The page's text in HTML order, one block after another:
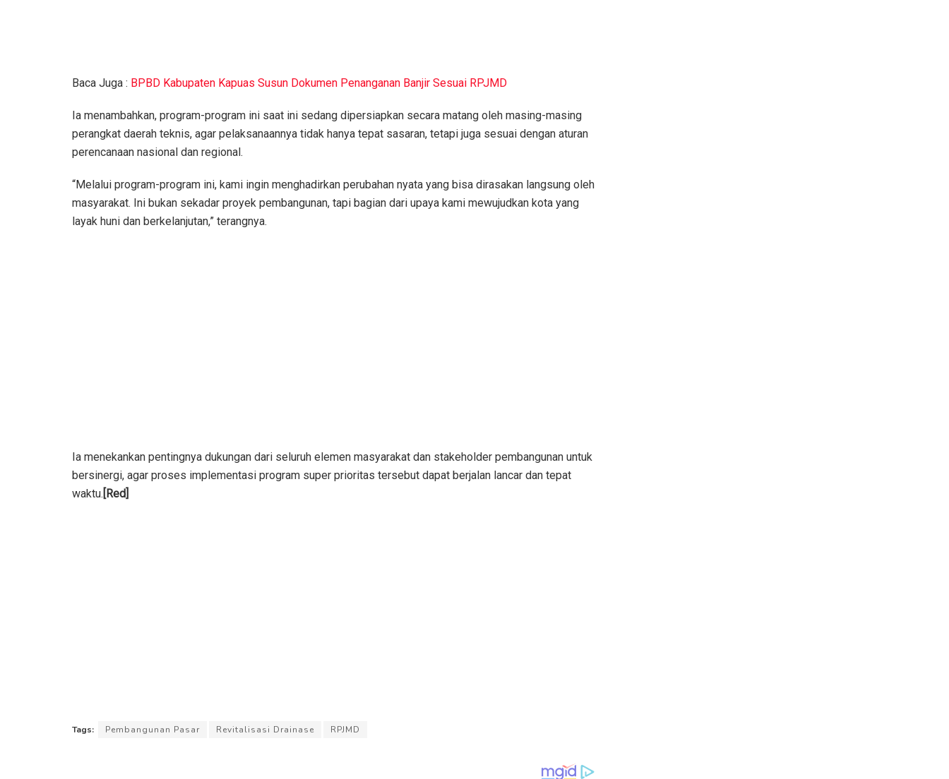
Baca Juga : BPBD Kabupaten Kapuas Susun Dokumen Penanganan Banjir Sesuai RPJMD
Ia menambahkan, program-program ini saat ini sedang dipersiapkan secara matang oleh masing-masing
perangkat daerah teknis, agar pelaksanaannya tidak hanya tepat sasaran, tetapi juga sesuai dengan aturan
perencanaan nasional dan regional.
“Melalui program-program ini, kami ingin menghadirkan perubahan nyata yang bisa dirasakan langsung oleh
masyarakat. Ini bukan sekadar proyek pembangunan, tapi bagian dari upaya kami mewujudkan kota yang
layak huni dan berkelanjutan,” terangnya.
Ia menekankan pentingnya dukungan dari seluruh elemen masyarakat dan stakeholder pembangunan untuk
bersinergi, agar proses implementasi program super prioritas tersebut dapat berjalan lancar dan tepat
waktu. [Red]
Tags: Pembangunan Pasar Revitalisasi Drainase RPJMD